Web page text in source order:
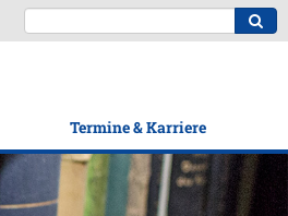
Termine & Karriere